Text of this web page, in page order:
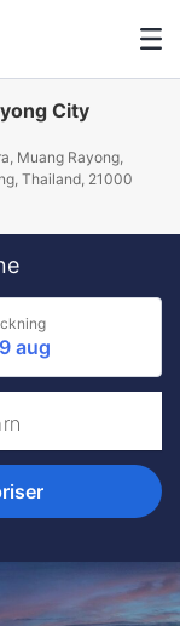
City
Muang Rayong,
Thailand, 21000
aug